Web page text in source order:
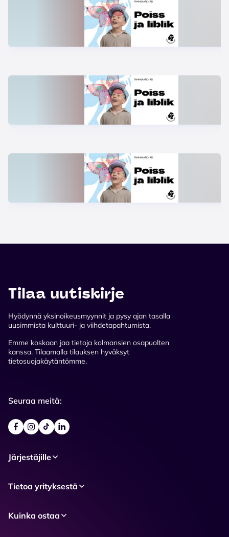
Tilaa uutiskirje
Hyödynnä yksinoikeusmyynnit ja pysy ajan tasalla
uusimmista kulttuuri- ja viihdetapahtumista.
Emme koskaan jaa tietoja kolmansien osapuolten
kanssa. Tilaamalla tilauksen hyväksyt
tietosuojakäytäntömme.
Seuraa meitä:
Järjestäjille
Tietoa yrityksestä
Kuinka ostaa